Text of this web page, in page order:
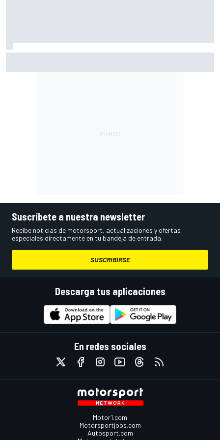
Suscríbete a nuestra newsletter
Recibe noticias de motorsport, actualizaciones y ofertas
especiales directamente en tu bandeja de entrada.
SUSCRIBIRSE
Descarga tus aplicaciones
En redes sociales
Motor1.com
Motorsportjobs.com
Autosport.com